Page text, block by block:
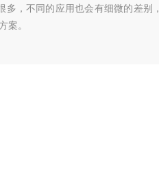
多，不同的应用也会有细微的差别，
案。